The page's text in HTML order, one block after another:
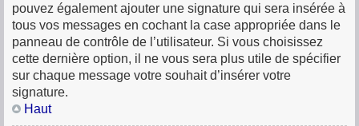
pouvez également ajouter une signature qui sera insérée à
tous vos messages en cochant la case appropriée dans le
panneau de contrôle de l’utilisateur. Si vous choisissez
cette dernière option, il ne vous sera plus utile de spécifier
sur chaque message votre souhait d’insérer votre
signature.
Haut